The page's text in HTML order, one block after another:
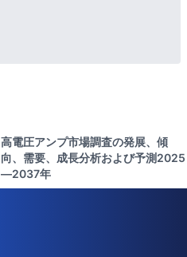
高電圧アンプ市場調査の発展、傾
向、需要、成長分析および予測2025
―2037年